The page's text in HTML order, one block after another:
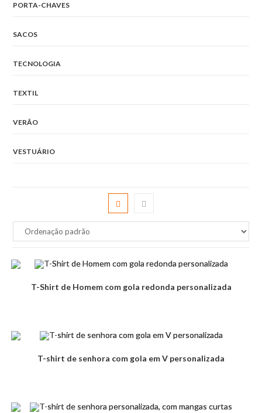
PORTA-CHAVES
SACOS
TECNOLOGIA
TEXTIL
VERÃO
VESTUÁRIO
T-Shirt de Homem com gola redonda personalizada
T-shirt de senhora com gola em V personalizada